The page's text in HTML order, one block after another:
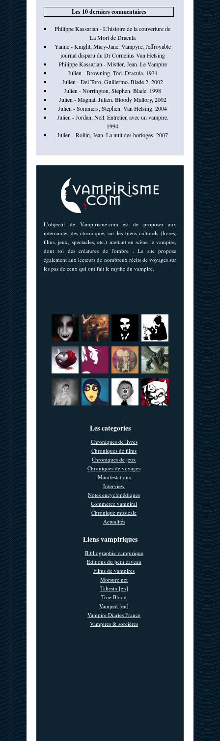
Les 10 derniers commentaires
Philippe Kassarian - L’histoire de la couverture de
La Mort de Dracula
Yanne - Knight, Mary-Jane. Vampyre, l'effroyable
journal disparu du Dr Cornelius Van Helsing
Philippe Kassarian - Mistler, Jean. Le Vampire
Julien - Browning, Tod. Dracula. 1931
Julien - Del Toro, Guillermo. Blade 2. 2002
Julien - Norrington, Stephen. Blade. 1998
Julien - Magnat, Julien. Bloody Mallory, 2002
Julien - Sommers, Stephen. Van Helsing. 2004
Julien - Jordan, Neil. Entretien avec un vampire.
1994
Julien - Rollin, Jean. La nuit des horloges. 2007
L'objectif de Vampirisme.com est de proposer aux
internautes des chroniques sur les biens culturels (livres,
films, jeux, spectacles, etc.) mettant en scène le vampire,
dont roi des créatures de l'ombre . Le site propose
également aux lecteurs de nombreux récits de voyages sur
les pas de ceux qui ont fait le mythe du vampire.
Les categories
Chroniques de livres
Chroniques de films
Chroniques de jeux
Chroniques de voyages
Manifestations
Interview
Notes encyclopédiques
Commerce vampiral
Chronique musicale
Actualités
Liens vampiriques
Bibliographie vampirique
Editions du petit caveau
Films de vampires
Morsure.net
Taliesin [en]
True Blood
Vamped [en]
Vampire Diaries France
Vampires & sorcières